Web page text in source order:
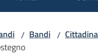
/ Bandi /